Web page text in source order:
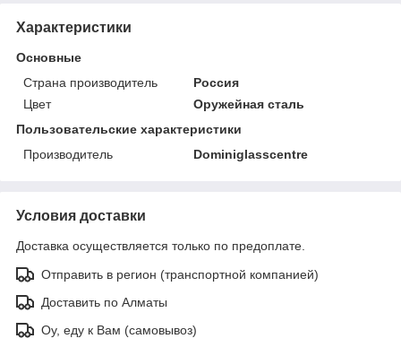
Характеристики
Основные
Страна производитель
Россия
Цвет
Оружейная сталь
Пользовательские характеристики
Производитель
Dominiglasscentre
Условия доставки
Доставка осуществляется только по предоплате.
Отправить в регион (транспортной компанией)
Доставить по Алматы
Оу, еду к Вам (самовывоз)